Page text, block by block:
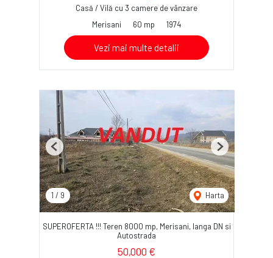
Casă / Vilă cu 3 camere de vânzare
Merisani
60 mp 1974
Vezi mai multe detalii
1 / 9 Harta
Previous Next
SUPEROFERTA !!! Teren 8000 mp, Merisani, langa DN si
Autostrada
50,000 €